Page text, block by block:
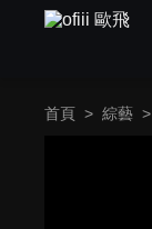
首頁 > 綜藝 >